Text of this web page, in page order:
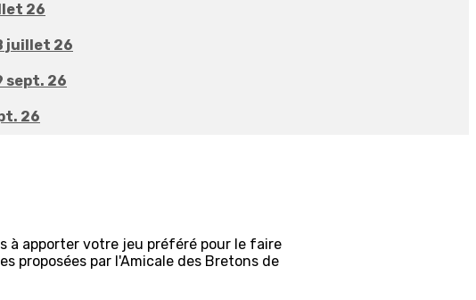
26
juillet 26
sept. 26
26
à apporter votre jeu préféré pour le faire
proposées par l'Amicale des Bretons de